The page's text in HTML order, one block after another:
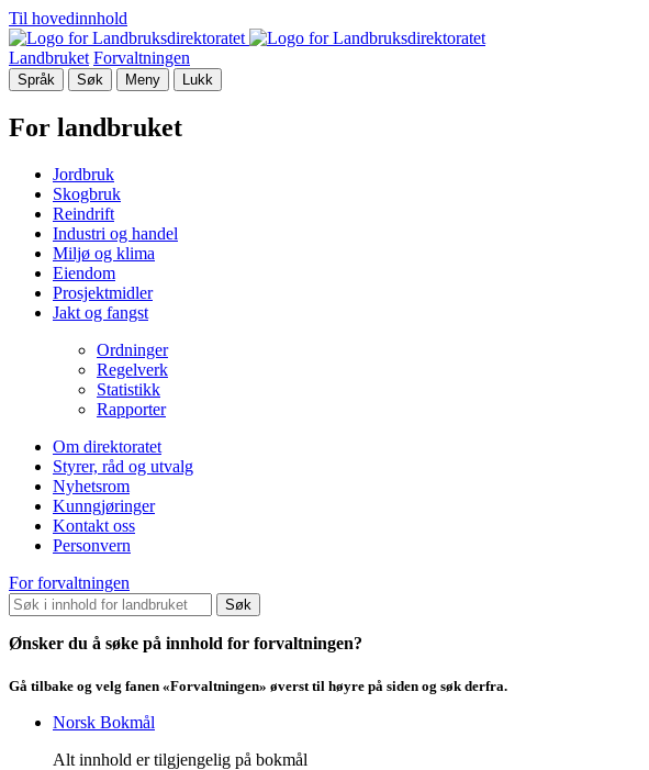
Til hovedinnhold
Landbruket Forvaltningen
Språk Søk Meny Lukk
For landbruket
Jordbruk
Skogbruk
Reindrift
Industri og handel
Miljø og klima
Eiendom
Prosjektmidler
Jakt og fangst
Ordninger
Regelverk
Statistikk
Rapporter
Om direktoratet
Styrer, råd og utvalg
Nyhetsrom
Kunngjøringer
Kontakt oss
Personvern
For forvaltningen
Søk
Ønsker du å søke på innhold for forvaltningen?
Gå tilbake og velg fanen «Forvaltningen» øverst til høyre på siden og søk derfra.
Norsk Bokmål
Alt innhold er tilgjengelig på bokmål